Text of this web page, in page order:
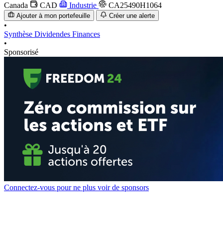
Canada
CAD Industrie CA25490H1064
Ajouter à mon portefeuille Créer une alerte
•
Synthèse Dividendes Finances
•
Sponsorisé
Connectez-vous pour ne plus voir de sponsors